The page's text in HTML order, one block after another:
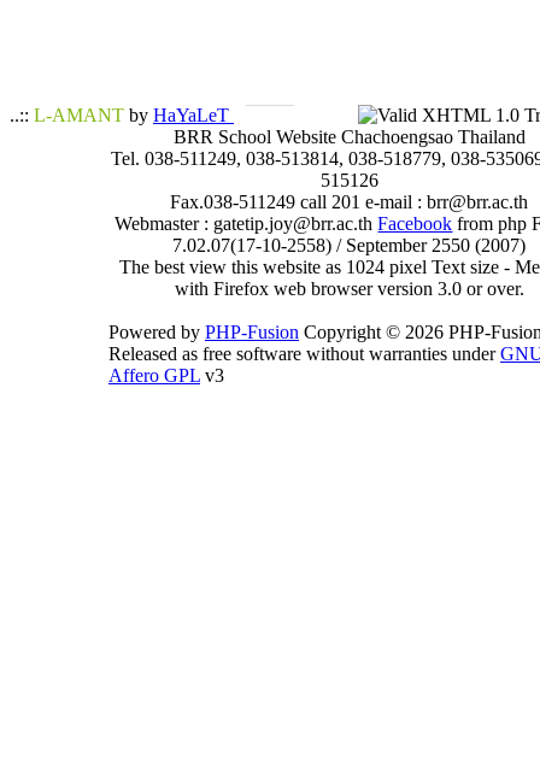
..:: L-AMANT by HaYaLeT
BRR School Website Chachoengsao Thailand
Tel. 038-511249, 038-513814, 038-518779, 038-
515126
Fax.038-511249 call 201 e-mail : brr@brr.ac.th
Webmaster : gatetip.joy@brr.ac.thFacebook from php
7.02.07(17-10-2558) / September 2550 (2007)
The best view this website as 1024 pixel Text size -
with Firefox web browser version 3.0 or over.
Powered by PHP-Fusion Copyright © 2026 PHP-
Released as free software without warranties under
Affero GPL v3